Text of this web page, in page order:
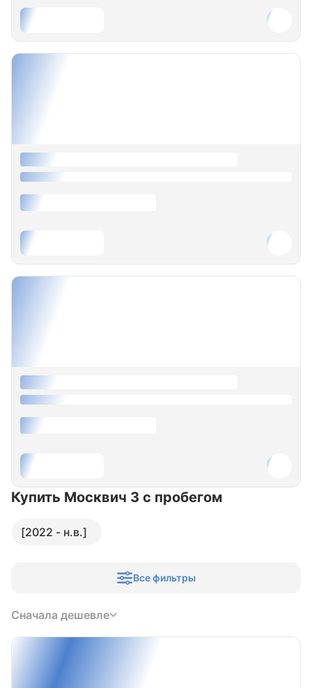
Купить Москвич 3 с пробегом
[2022 - н.в.]
Все фильтры
Сначала дешевле